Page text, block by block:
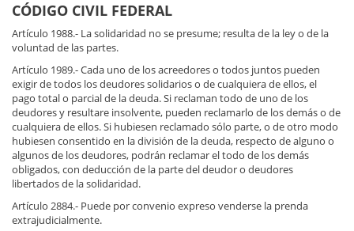
CÓDIGO CIVIL FEDERAL
Artículo 1988.- La solidaridad no se presume; resulta de la ley o de la
voluntad de las partes.
Artículo 1989.- Cada uno de los acreedores o todos juntos pueden
exigir de todos los deudores solidarios o de cualquiera de ellos, el
pago total o parcial de la deuda. Si reclaman todo de uno de los
deudores y resultare insolvente, pueden reclamarlo de los demás o de
cualquiera de ellos. Si hubiesen reclamado sólo parte, o de otro modo
hubiesen consentido en la división de la deuda, respecto de alguno o
algunos de los deudores, podrán reclamar el todo de los demás
obligados, con deducción de la parte del deudor o deudores
libertados de la solidaridad.
Artículo 2884.- Puede por convenio expreso venderse la prenda
extrajudicialmente.